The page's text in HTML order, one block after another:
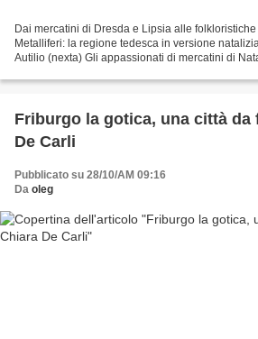
Dai mercatini di Dresda e Lipsia alle
Metalliferi: la regione tedesca in versione
Autilio (nexta) Gli appassionati di mercatini di
Friburgo la gotica, una città da
De Carli
Pubblicato su 28/10/AM 09:16
Da oleg